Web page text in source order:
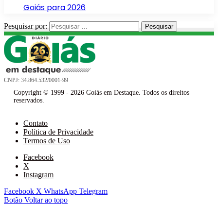
Goiás para 2026
Pesquisar por:
CNPJ: 34.864.532/0001-99
Copyright © 1999 - 2026 Goiás em Destaque. Todos os direitos
reservados.
Contato
Política de Privacidade
Termos de Uso
Facebook
X
Instagram
Facebook X WhatsApp Telegram
Botão Voltar ao topo